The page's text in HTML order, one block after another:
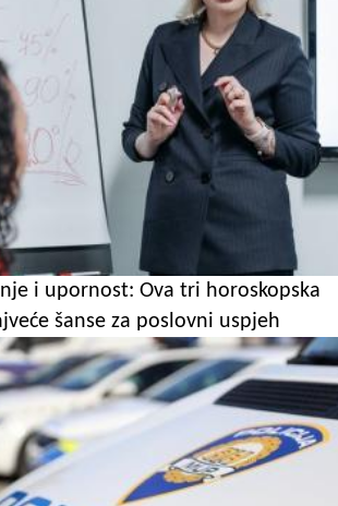
i upornost: Ova tri horoskopska
šanse za poslovni uspjeh